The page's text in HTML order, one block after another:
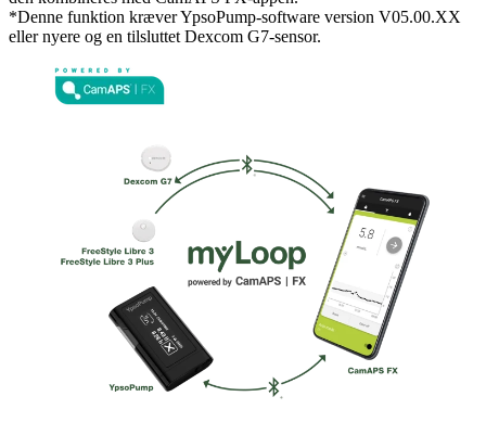
*Denne funktion kræver YpsoPump-software version V05.00.XX
eller nyere og en tilsluttet Dexcom G7-sensor.